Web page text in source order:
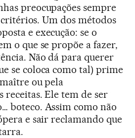
preocupações sempre
Um dos métodos
e execução: se o
o que se propõe a fazer,
Não dá para querer
se coloca como tal) prime
ou pela
receitas. Ele tem de ser
boteco. Assim como não
e sair reclamando que